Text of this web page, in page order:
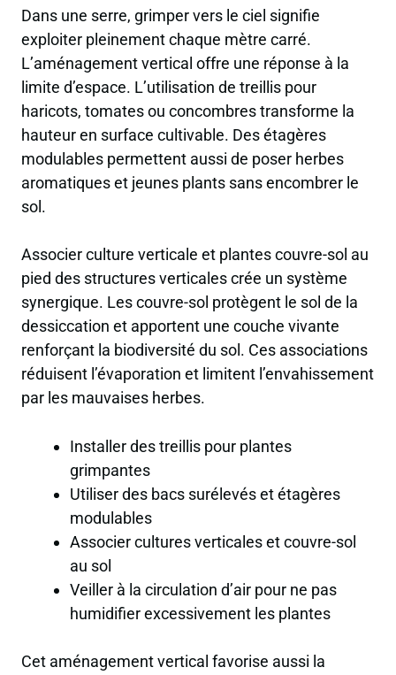
Dans une serre, grimper vers le ciel signifie
exploiter pleinement chaque mètre carré.
L’aménagement vertical offre une réponse à la
limite d’espace. L’utilisation de treillis pour
haricots, tomates ou concombres transforme la
hauteur en surface cultivable. Des étagères
modulables permettent aussi de poser herbes
aromatiques et jeunes plants sans encombrer le
sol.
Associer culture verticale et plantes couvre-sol au
pied des structures verticales crée un système
synergique. Les couvre-sol protègent le sol de la
dessiccation et apportent une couche vivante
renforçant la biodiversité du sol. Ces associations
réduisent l’évaporation et limitent l’envahissement
par les mauvaises herbes.
Installer des treillis pour plantes
grimpantes
Utiliser des bacs surélevés et étagères
modulables
Associer cultures verticales et couvre-sol
au sol
Veiller à la circulation d’air pour ne pas
humidifier excessivement les plantes
Cet aménagement vertical favorise aussi la